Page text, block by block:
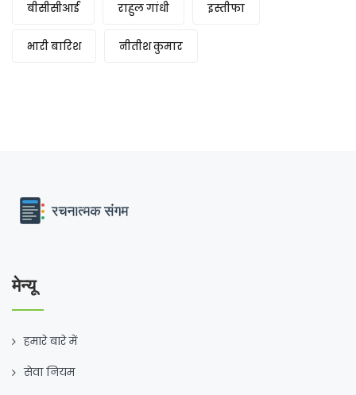
बीसीसीआई राहुल गांधी इस्तीफा
भारी बारिश नीतीश कुमार
मेन्यू
हमारे बारे में
सेवा नियम